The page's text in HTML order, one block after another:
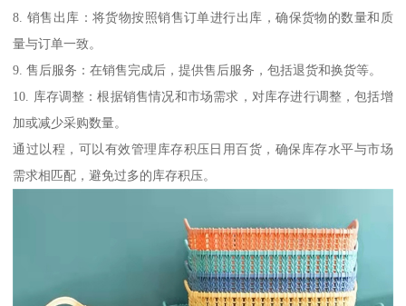
8. 销售出库：将货物按照销售订单进行出库，确保货物的数量和质
量与订单一致。
9. 售后服务：在销售完成后，提供售后服务，包括退货和换货等。
10. 库存调整：根据销售情况和市场需求，对库存进行调整，包括增
加或减少采购数量。
通过以程，可以有效管理库存积压日用百货，确保库存水平与市场
需求相匹配，避免过多的库存积压。